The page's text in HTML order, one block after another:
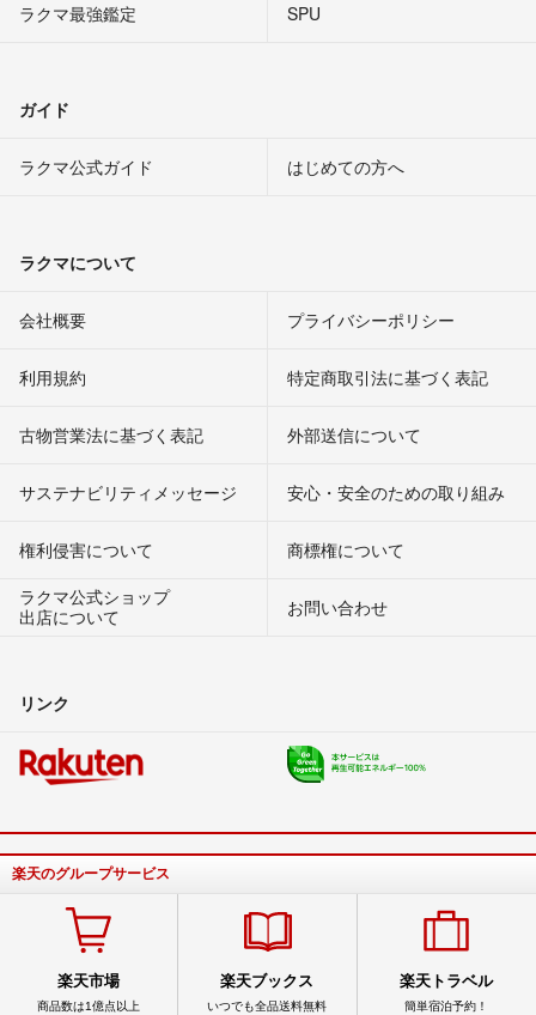
ラクマ最強鑑定
SPU
ガイド
ラクマ公式ガイド はじめての方へ
ラクマについて
会社概要 プライバシーポリシー
利用規約 特定商取引法に基づく表記
古物営業法に基づく表記 外部送信について
サステナビリティメッセージ 安心・安全のための取り組み
権利侵害について
商標権について
ラクマ公式ショップ
出店について
お問い合わせ
リンク
楽天のグループサービス
楽天市場
商品数は1億点以上
楽天ブックス
いつでも全品送料無料
楽天トラベル
簡単宿泊予約！